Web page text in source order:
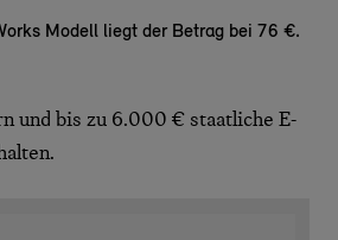
Modell liegt der Betrag bei 76 €.
und bis zu 6.000 € staatliche E-